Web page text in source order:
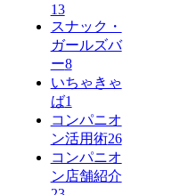
13
スナック・
ガールズバ
ー8
いちゃきゃ
ば1
コンパニオ
ン活用術26
コンパニオ
ン店舗紹介